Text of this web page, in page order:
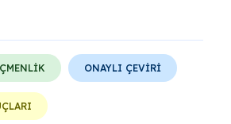
ONAYLI ÇEVİRİ